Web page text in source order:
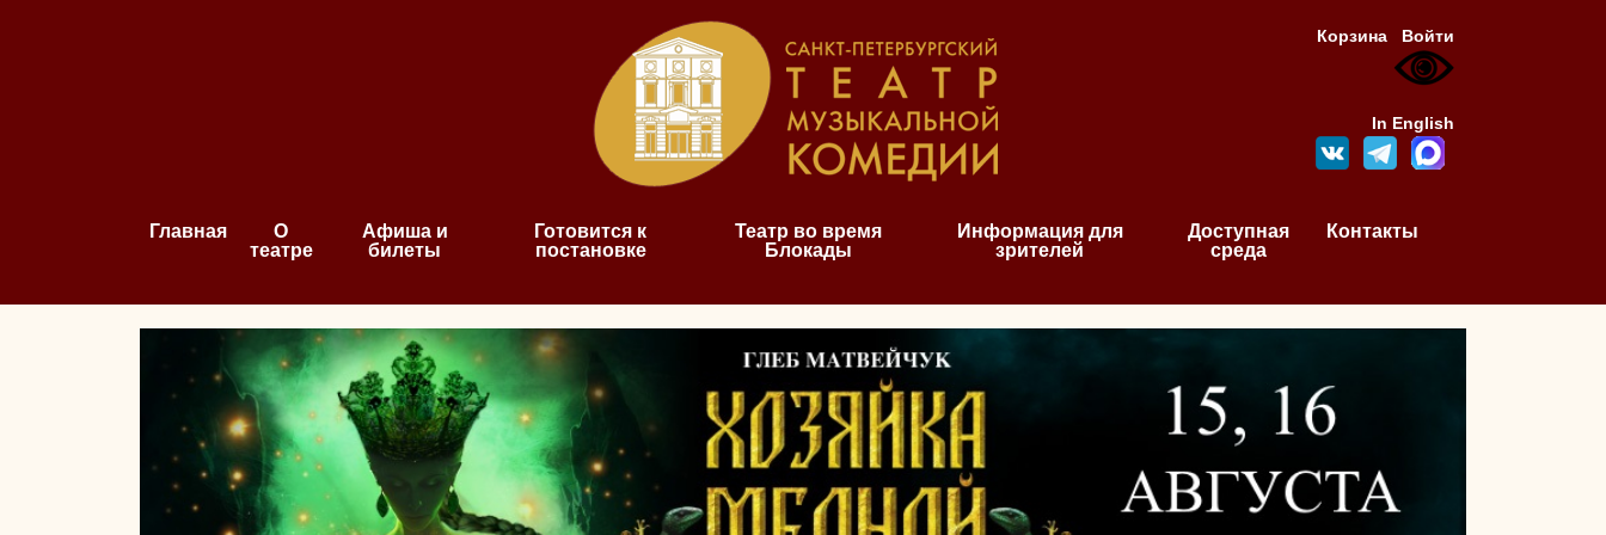
Корзина Войти
In English
Главная
О
театре
Афиша и
билеты
Готовится к
постановке
Театр во время
Блокады
Информация для
зрителей
Доступная
среда
Контакты